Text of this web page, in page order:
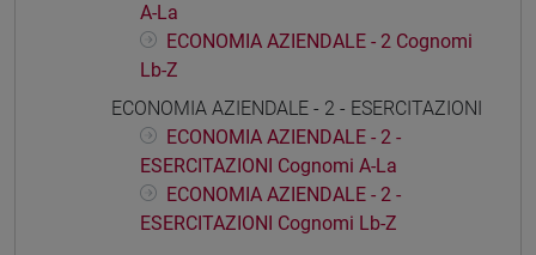
A-La
ECONOMIA AZIENDALE - 2 Cognomi
Lb-Z
ECONOMIA AZIENDALE - 2 - ESERCITAZIONI
ECONOMIA AZIENDALE - 2 -
ESERCITAZIONI Cognomi A-La
ECONOMIA AZIENDALE - 2 -
ESERCITAZIONI Cognomi Lb-Z